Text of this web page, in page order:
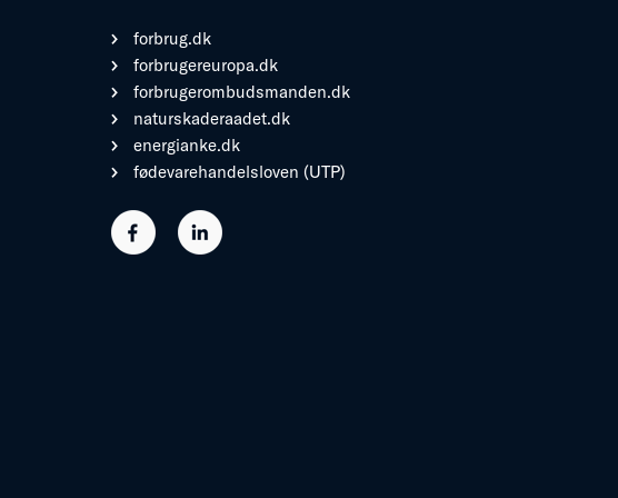
forbrug.dk
forbrugereuropa.dk
forbrugerombudsmanden.dk
naturskaderaadet.dk
energianke.dk
fødevarehandelsloven (UTP)